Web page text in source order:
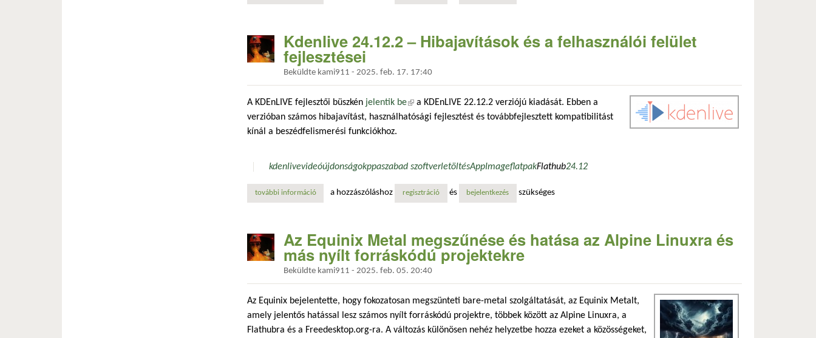
Kdenlive 24.12.2 – Hibajavítások és a felhasználói felület
fejlesztései
Beküldte kami911 - 2025. feb. 17. 17:40
A KDEnLIVE fejlesztői büszkén jelentik be(külső hivatkozás)
a KDEnLIVE 22.12.2 verziójú kiadását. Ebben a
verzióban számos hibajavítást, használhatósági fejlesztést és továbbfejlesztett kompatibilitást
kínál a beszédfelismerési funkciókhoz.
kdenlivevideóújdonságokppaszabad szoftverletöltésAppImageflatpakFlathub24.12
további információkdenlive 24.12.2 – hibajavítások és a felhasználói felület fejlesztései tartalommal kapcsolatosan
a hozzászóláshoz regisztráció és bejelentkezés szükséges
Az Equinix Metal megszűnése és hatása az Alpine Linuxra és
más nyílt forráskódú projektekre
Beküldte kami911 - 2025. feb. 05. 20:40
Az Equinix bejelentette, hogy fokozatosan megszünteti bare-metal szolgáltatását, az Equinix Metalt,
amely jelentős hatással lesz számos nyílt forráskódú projektre, többek között az Alpine Linuxra, a
Flathubra és a Freedesktop.org-ra. A változás különösen nehéz helyzetbe hozza ezeket a közösségeket,